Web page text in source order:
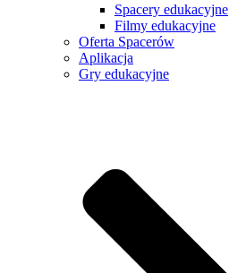
Spacery edukacyjne
Filmy edukacyjne
Oferta Spacerów
Aplikacja
Gry edukacyjne